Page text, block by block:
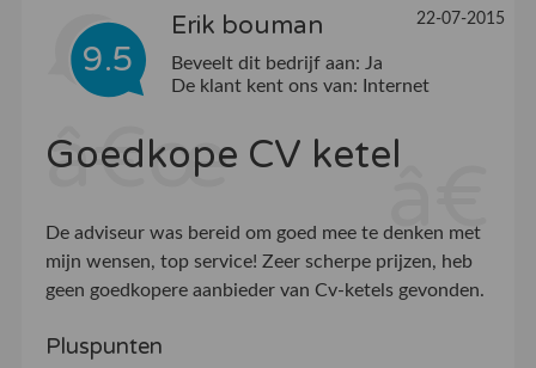
9.5
Erik bouman 22-07-2015
Beveelt dit bedrijf aan: Ja
De klant kent ons van:
Internet
Goedkope CV ketel
De adviseur was bereid om goed mee te denken met
mijn wensen, top service! Zeer scherpe prijzen, heb
geen goedkopere aanbieder van Cv-ketels gevonden.
Pluspunten